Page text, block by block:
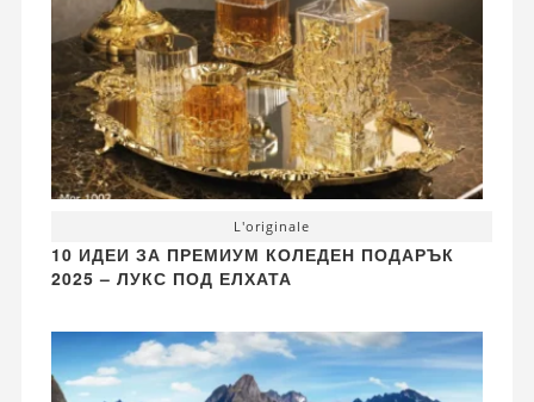
L'originale
10 ИДЕИ ЗА ПРЕМИУМ КОЛЕДЕН ПОДАРЪК
2025 – ЛУКС ПОД ЕЛХАТА